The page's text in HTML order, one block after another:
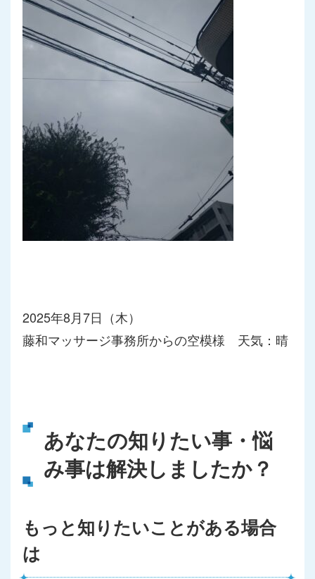
2025年8月7日（木）
藤和マッサージ事務所からの空模様 天気：晴
あなたの知りたい事・悩
み事は解決しましたか？
もっと知りたいことがある場合
は